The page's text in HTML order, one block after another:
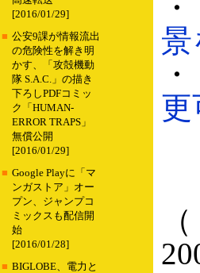
[2016/01/29]
■ 公安9課が情報流出
の危険性を解き明
かす、「攻殻機動
隊 S.A.C.」の描き
下ろしPDFコミッ
ク「HUMAN-
ERROR TRAPS」
無償公開
[2016/01/29]
■ Google Playに「マ
ンガストア」オー
プン、ジャンプコ
ミックスも配信開
始
[2016/01/28]
■ BIGLOBE、電力と
・
景
・
更